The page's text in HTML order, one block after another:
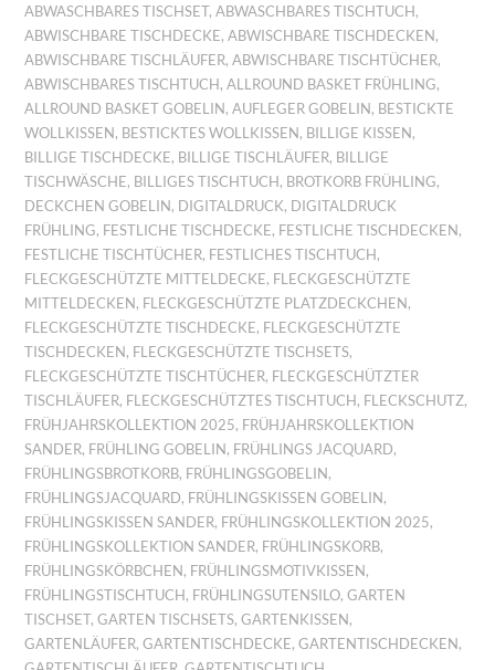
ABWASCHBARES TISCHSET,ABWASCHBARES TISCHTUCH ,
ABWISCHBARE TISCHDECKE,ABWISCHBARE TISCHDECKEN ,
ABWISCHBARE TISCHLÄUFER,ABWISCHBARE TISCHTÜCHER,
ABWISCHBARES TISCHTUCH ,ALLROUND BASKET FRÜHLING,
ALLROUND BASKET GOBELIN ,AUFLEGER GOBELIN , BESTICKTE
WOLLKISSEN , BESTICKTES WOLLKISSEN , BILLIGE KISSEN ,
BILLIGE TISCHDECKE, BILLIGE TISCHLÄUFER, BILLIGE
TISCHWÄSCHE, BILLIGES TISCHTUCH , BROTKORB FRÜHLING,
DECKCHEN GOBELIN , DIGITALDRUCK, DIGITALDRUCK
FRÜHLING, FESTLICHE TISCHDECKE, FESTLICHE TISCHDECKEN ,
FESTLICHE TISCHTÜCHER, FESTLICHES TISCHTUCH ,
FLECKGESCHÜTZTE MITTELDECKE, FLECKGESCHÜTZTE
MITTELDECKEN , FLECKGESCHÜTZTE PLATZDECKCHEN ,
FLECKGESCHÜTZTE TISCHDECKE, FLECKGESCHÜTZTE
TISCHDECKEN , FLECKGESCHÜTZTE TISCHSETS,
FLECKGESCHÜTZTE TISCHTÜCHER, FLECKGESCHÜTZTER
TISCHLÄUFER, FLECKGESCHÜTZTES TISCHTUCH , FLECKSCHUTZ,
FRÜHJAHRSKOLLEKTION 2025, FRÜHJAHRSKOLLEKTION
SANDER, FRÜHLING GOBELIN , FRÜHLINGS JACQUARD,
FRÜHLINGSBROTKORB, FRÜHLINGSGOBELIN ,
FRÜHLINGSJACQUARD, FRÜHLINGSKISSEN GOBELIN ,
FRÜHLINGSKISSEN SANDER, FRÜHLINGSKOLLEKTION 2025,
FRÜHLINGSKOLLEKTION SANDER, FRÜHLINGSKORB,
FRÜHLINGSKÖRBCHEN , FRÜHLINGSMOTIVKISSEN ,
FRÜHLINGSTISCHTUCH , FRÜHLINGSUTENSILO,GARTEN
TISCHSET,GARTEN TISCHSETS,GARTENKISSEN ,
GARTENLÄUFER,GARTENTISCHDECKE,GARTENTISCHDECKEN ,